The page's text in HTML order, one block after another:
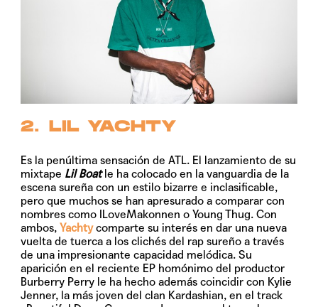
2. LIL YACHTY
Es la penúltima sensación de ATL. El lanzamiento de su
mixtape Lil Boat le ha colocado en la vanguardia de la
escena sureña con un estilo bizarre e inclasificable,
pero que muchos se han apresurado a comparar con
nombres como ILoveMakonnen o Young Thug. Con
ambos,Yachtycomparte su interés en dar una nueva
vuelta de tuerca a los clichés del rap sureño a través
de una impresionante capacidad melódica. Su
aparición en el reciente EP homónimo del productor
Burberry Perry le ha hecho además coincidir con Kylie
Jenner, la más joven del clan Kardashian, en el track